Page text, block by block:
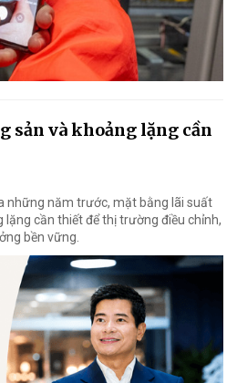
sản và khoảng lặng cần
những năm trước, mặt bằng lãi suất
lặng cần thiết để thị trường điều chỉnh,
bền vững.